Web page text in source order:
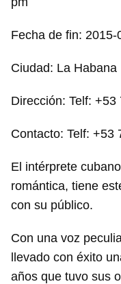
Fecha de fin: 2015-
Ciudad: La Habana
Dirección: Telf: +53
Contacto: Telf: +53
El intérprete
romántica, tiene
con su público.
Con una voz
llevado con éxito
años que tuvo sus